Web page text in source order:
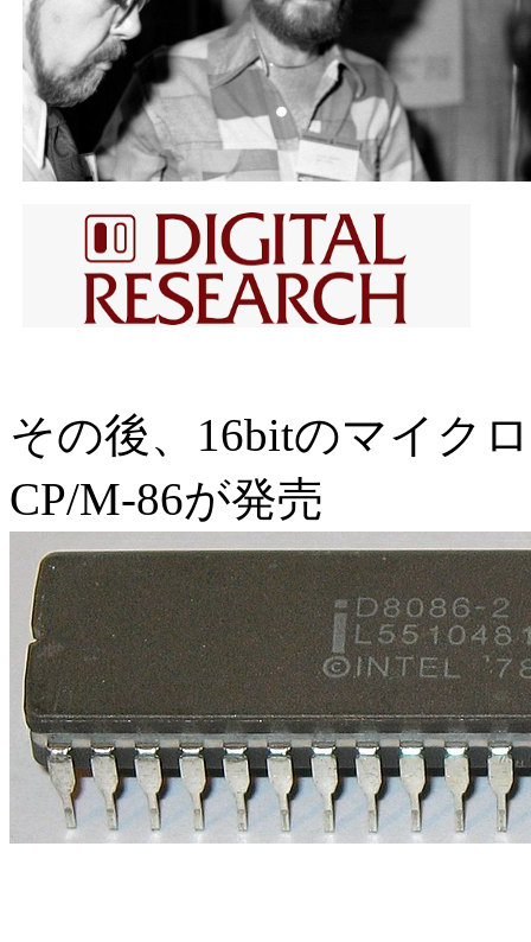
その後、16bitのマイク
CP/M-86が発売